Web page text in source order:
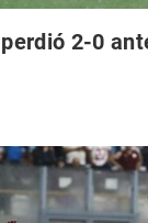
2-0